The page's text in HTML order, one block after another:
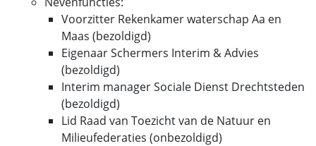
Voorzitter Rekenkamer waterschap Aa en
Maas (bezoldigd)
Eigenaar Schermers Interim & Advies
(bezoldigd)
Interim manager Sociale Dienst Drechtsteden
(bezoldigd)
Lid Raad van Toezicht van de Natuur en
Milieufederaties (onbezoldigd)